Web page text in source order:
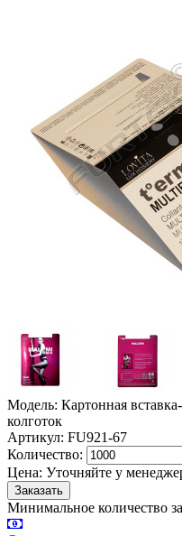
Модель: Картонная
колготок
Артикул: FU921-67
Количество:
Цена: Уточняйте у
Минимальное количество